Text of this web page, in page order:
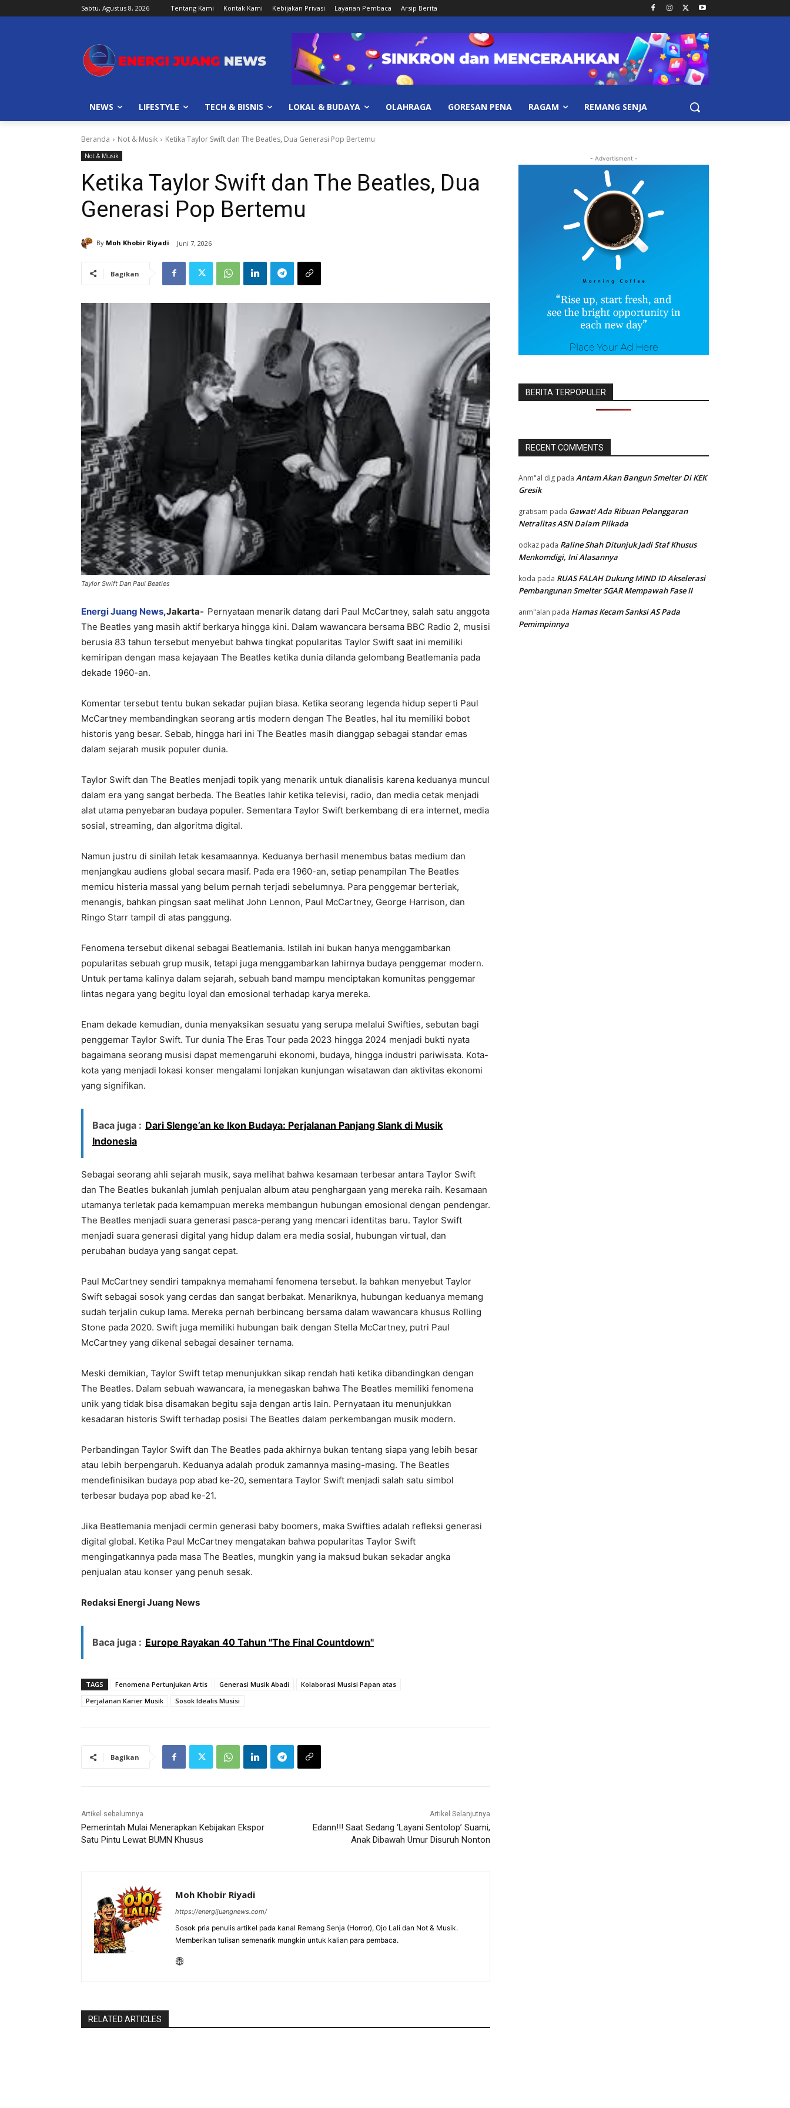
Sabtu, Agustus 8, 2026 Tentang Kami Kontak Kami Kebijakan Privasi Layanan Pembaca Arsip Berita
NEWS LIFESTYLE TECH & BISNIS LOKAL & BUDAYA OLAHRAGA GORESAN PENA RAGAM REMANG SENJA
Beranda Not & Musik Ketika Taylor Swift dan The Beatles, Dua Generasi Pop Bertemu
Not & Musik
Ketika Taylor Swift dan The Beatles, Dua
Generasi Pop Bertemu
By Moh Khobir Riyadi Juni 7, 2026
Bagikan
Taylor Swift Dan Paul Beatles
Energi Juang News,Jakarta- Pernyataan menarik datang dari Paul McCartney, salah satu anggota
The Beatles yang masih aktif berkarya hingga kini. Dalam wawancara bersama BBC Radio 2, musisi
berusia 83 tahun tersebut menyebut bahwa tingkat popularitas Taylor Swift saat ini memiliki
kemiripan dengan masa kejayaan The Beatles ketika dunia dilanda gelombang Beatlemania pada
dekade 1960-an.
Komentar tersebut tentu bukan sekadar pujian biasa. Ketika seorang legenda hidup seperti Paul
McCartney membandingkan seorang artis modern dengan The Beatles, hal itu memiliki bobot
historis yang besar. Sebab, hingga hari ini The Beatles masih dianggap sebagai standar emas
dalam sejarah musik populer dunia.
Taylor Swift dan The Beatles menjadi topik yang menarik untuk dianalisis karena keduanya muncul
dalam era yang sangat berbeda. The Beatles lahir ketika televisi, radio, dan media cetak menjadi
alat utama penyebaran budaya populer. Sementara Taylor Swift berkembang di era internet, media
sosial, streaming, dan algoritma digital.
Namun justru di sinilah letak kesamaannya. Keduanya berhasil menembus batas medium dan
menjangkau audiens global secara masif. Pada era 1960-an, setiap penampilan The Beatles
memicu histeria massal yang belum pernah terjadi sebelumnya. Para penggemar berteriak,
menangis, bahkan pingsan saat melihat John Lennon, Paul McCartney, George Harrison, dan
Ringo Starr tampil di atas panggung.
Fenomena tersebut dikenal sebagai Beatlemania. Istilah ini bukan hanya menggambarkan
popularitas sebuah grup musik, tetapi juga menggambarkan lahirnya budaya penggemar modern.
Untuk pertama kalinya dalam sejarah, sebuah band mampu menciptakan komunitas penggemar
lintas negara yang begitu loyal dan emosional terhadap karya mereka.
Enam dekade kemudian, dunia menyaksikan sesuatu yang serupa melalui Swifties, sebutan bagi
penggemar Taylor Swift. Tur dunia The Eras Tour pada 2023 hingga 2024 menjadi bukti nyata
bagaimana seorang musisi dapat memengaruhi ekonomi, budaya, hingga industri pariwisata. Kota-
kota yang menjadi lokasi konser mengalami lonjakan kunjungan wisatawan dan aktivitas ekonomi
yang signifikan.
Baca juga : Dari Slenge’an ke Ikon Budaya: Perjalanan Panjang Slank di Musik
Indonesia
Sebagai seorang ahli sejarah musik, saya melihat bahwa kesamaan terbesar antara Taylor Swift
dan The Beatles bukanlah jumlah penjualan album atau penghargaan yang mereka raih. Kesamaan
utamanya terletak pada kemampuan mereka membangun hubungan emosional dengan pendengar.
The Beatles menjadi suara generasi pasca-perang yang mencari identitas baru. Taylor Swift
menjadi suara generasi digital yang hidup dalam era media sosial, hubungan virtual, dan
perubahan budaya yang sangat cepat.
Paul McCartney sendiri tampaknya memahami fenomena tersebut. Ia bahkan menyebut Taylor
Swift sebagai sosok yang cerdas dan sangat berbakat. Menariknya, hubungan keduanya memang
sudah terjalin cukup lama. Mereka pernah berbincang bersama dalam wawancara khusus Rolling
Stone pada 2020. Swift juga memiliki hubungan baik dengan Stella McCartney, putri Paul
McCartney yang dikenal sebagai desainer ternama.
Meski demikian, Taylor Swift tetap menunjukkan sikap rendah hati ketika dibandingkan dengan
The Beatles. Dalam sebuah wawancara, ia menegaskan bahwa The Beatles memiliki fenomena
unik yang tidak bisa disamakan begitu saja dengan artis lain. Pernyataan itu menunjukkan
kesadaran historis Swift terhadap posisi The Beatles dalam perkembangan musik modern.
Perbandingan Taylor Swift dan The Beatles pada akhirnya bukan tentang siapa yang lebih besar
atau lebih berpengaruh. Keduanya adalah produk zamannya masing-masing. The Beatles
mendefinisikan budaya pop abad ke-20, sementara Taylor Swift menjadi salah satu simbol
terbesar budaya pop abad ke-21.
Jika Beatlemania menjadi cermin generasi baby boomers, maka Swifties adalah refleksi generasi
digital global. Ketika Paul McCartney mengatakan bahwa popularitas Taylor Swift
mengingatkannya pada masa The Beatles, mungkin yang ia maksud bukan sekadar angka
penjualan atau konser yang penuh sesak.
Redaksi Energi Juang News
Baca juga : Europe Rayakan 40 Tahun "The Final Countdown"
TAGS Fenomena Pertunjukan Artis Generasi Musik Abadi
Kolaborasi Musisi Papan atas
Perjalanan Karier Musik
Sosok Idealis Musisi
Bagikan
Artikel sebelumnya
Pemerintah Mulai Menerapkan Kebijakan Ekspor
Satu Pintu Lewat BUMN Khusus
Artikel Selanjutnya
Edann!!! Saat Sedang ‘Layani Sentolop’ Suami,
Anak Dibawah Umur Disuruh Nonton
Moh Khobir Riyadi
https://energijuangnews.com/
Sosok pria penulis artikel pada kanal Remang Senja (Horror), Ojo Lali dan Not & Musik.
Memberikan tulisan semenarik mungkin untuk kalian para pembaca.
RELATED ARTICLES
- Advertisment -
BERITA TERPOPULER
RECENT COMMENTS
Anm"al dig pada Antam Akan Bangun Smelter Di KEK
Gresik
gratisam pada Gawat! Ada Ribuan Pelanggaran
Netralitas ASN Dalam Pilkada
odkaz pada Raline Shah Ditunjuk Jadi Staf Khusus
Menkomdigi, Ini Alasannya
koda pada RUAS FALAH Dukung MIND ID Akselerasi
Pembangunan Smelter SGAR Mempawah Fase II
anm"alan pada Hamas Kecam Sanksi AS Pada
Pemimpinnya